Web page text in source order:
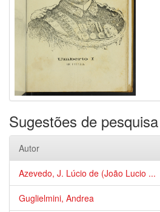
Sugestões de pesquisa
Autor
Azevedo, J. Lúcio de (João Lucio ...
Guglielmini, Andrea